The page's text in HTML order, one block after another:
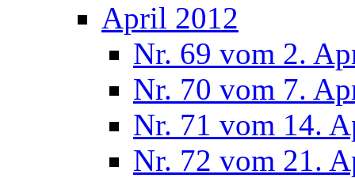
April 2012
Nr. 69 vom 2.
Nr. 70 vom 7.
Nr. 71 vom 14.
Nr. 72 vom 21.